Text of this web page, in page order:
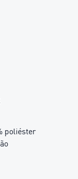
poliéster